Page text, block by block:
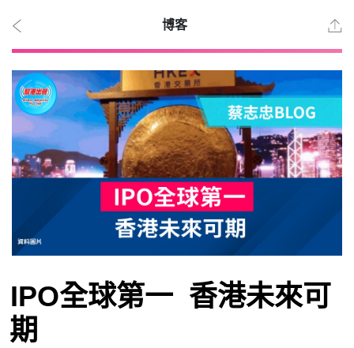
2026
年 8
月 7
時事
觀點
博客
IPO全球第一 香港未來可
期